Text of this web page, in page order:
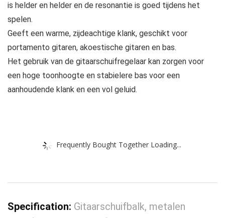
is helder en helder en de resonantie is goed tijdens het
spelen.
Geeft een warme, zijdeachtige klank, geschikt voor
portamento gitaren, akoestische gitaren en bas.
Het gebruik van de gitaarschuifregelaar kan zorgen voor
een hoge toonhoogte en stabielere bas voor een
aanhoudende klank en een vol geluid.
Frequently Bought Together Loading...
Specification: Gitaarschuifbalk, metalen